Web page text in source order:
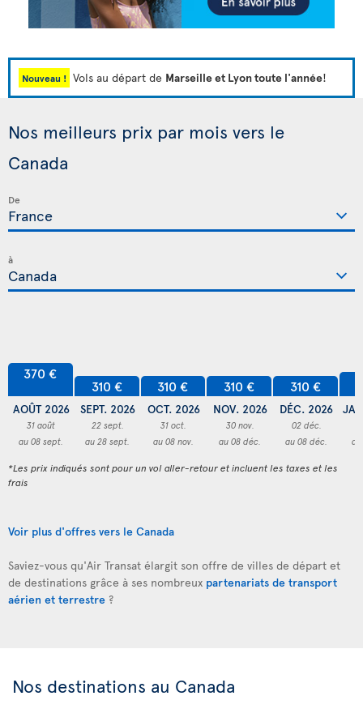
Nouveau ! Vols au départ de Marseille et Lyon toute l'année!
Nos meilleurs prix par mois vers le
Canada
De
à
370 €
AOÛT 2026
31 août
au 08 sept.
310 €
SEPT. 2026
22 sept.
au 28 sept.
310 €
OCT. 2026
31 oct.
au 08 nov.
310 €
NOV. 2026
30 nov.
au 08 déc.
310 €
DÉC. 2026
02 déc.
au 08 déc.
*Les prix indiqués sont pour un vol aller-retour et incluent les taxes et les
frais
Voir plus d'offres vers le Canada
Saviez-vous qu'Air Transat élargit son offre de villes de départ et
de destinations grâce à ses nombreux partenariats de transport
aérien et terrestre ?
Nos destinations au Canada